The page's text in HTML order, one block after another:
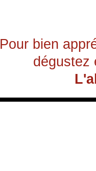
Pour bien
dégustez